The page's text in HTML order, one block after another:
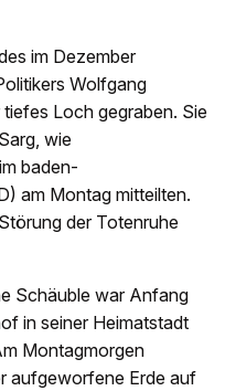
im Dezember
Wolfgang
Loch gegraben. Sie
wie
baden-
am Montag mitteilten.
der Totenruhe
Schäuble war Anfang
in seiner Heimatstadt
Montagmorgen
aufgeworfene Erde auf